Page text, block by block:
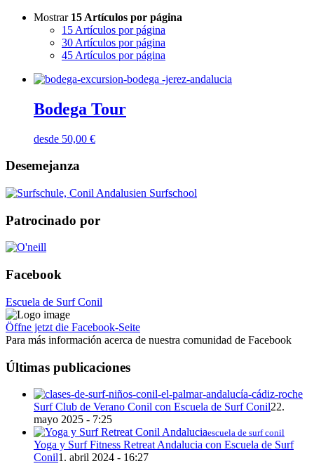
Mostrar 15 Artículos por página
15 Artículos por página
30 Artículos por página
45 Artículos por página
Bodega Tour
desde 50,00 €
Desemejanza
Patrocinado por
Facebook
Escuela de Surf Conil
Öffne jetzt die Facebook-Seite
Para más información acerca de nuestra comunidad de Facebook
Últimas publicaciones
Surf Club de Verano Conil con Escuela de Surf Conil22.
mayo 2025 - 7:25
escuela de surf conil
Yoga y Surf Fitness Retreat Andalucia con Escuela de Surf
Conil1. abril 2024 - 16:27